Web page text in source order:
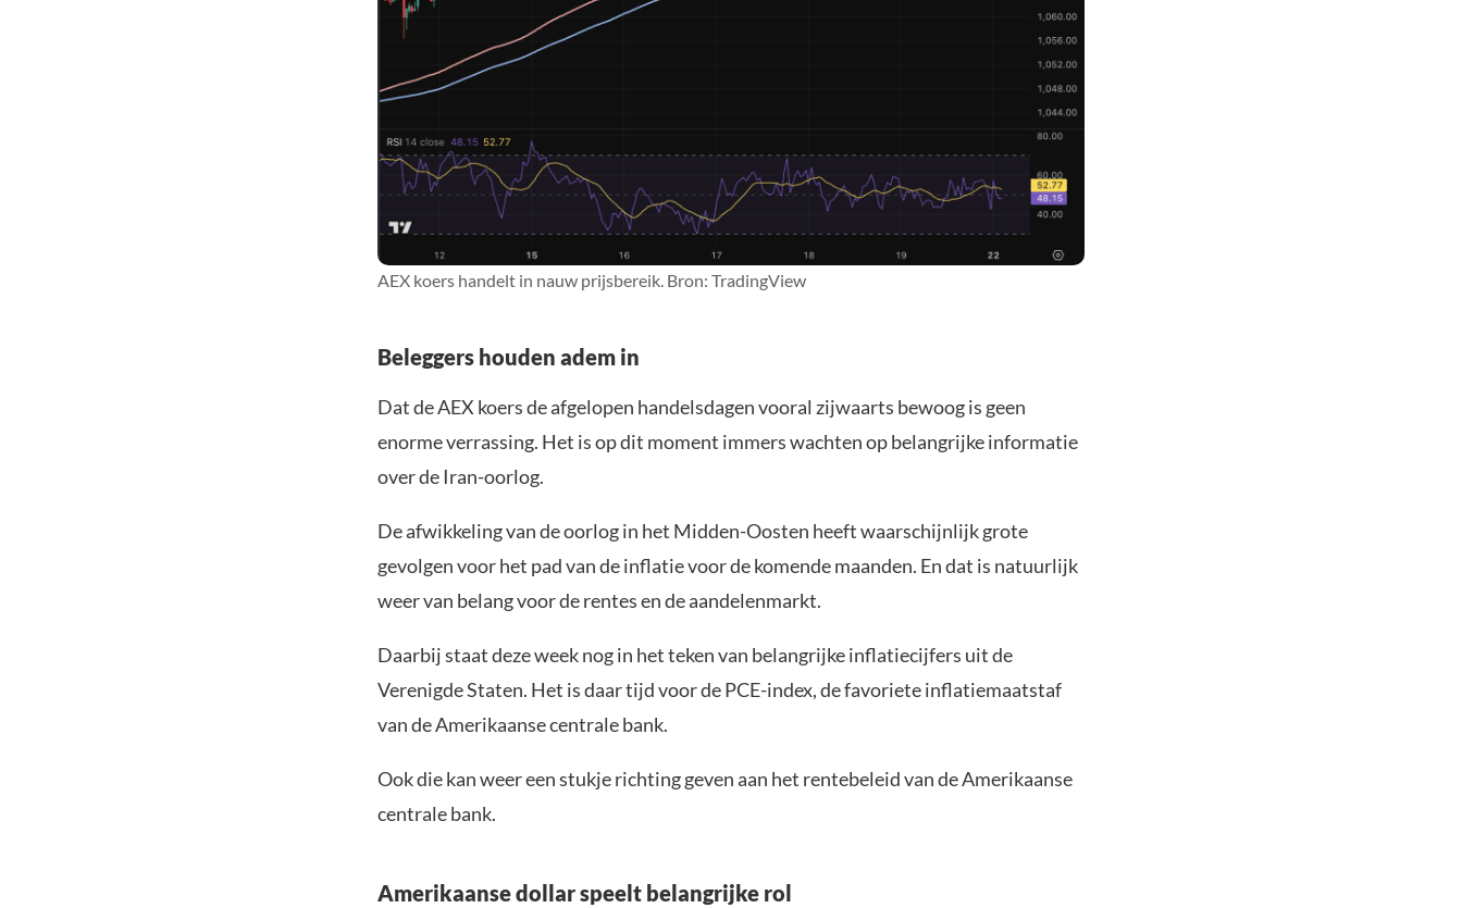
AEX koers handelt in nauw prijsbereik. Bron: TradingView
Beleggers houden adem in
Dat de AEX koers de afgelopen handelsdagen vooral zijwaarts bewoog is geen
enorme verrassing. Het is op dit moment immers wachten op belangrijke informatie
over de Iran-oorlog.
De afwikkeling van de oorlog in het Midden-Oosten heeft waarschijnlijk grote
gevolgen voor het pad van de inflatie voor de komende maanden. En dat is natuurlijk
weer van belang voor de rentes en de aandelenmarkt.
Daarbij staat deze week nog in het teken van belangrijke inflatiecijfers uit de
Verenigde Staten. Het is daar tijd voor de PCE-index, de favoriete inflatiemaatstaf
van de Amerikaanse centrale bank.
Ook die kan weer een stukje richting geven aan het rentebeleid van de Amerikaanse
centrale bank.
Amerikaanse dollar speelt belangrijke rol